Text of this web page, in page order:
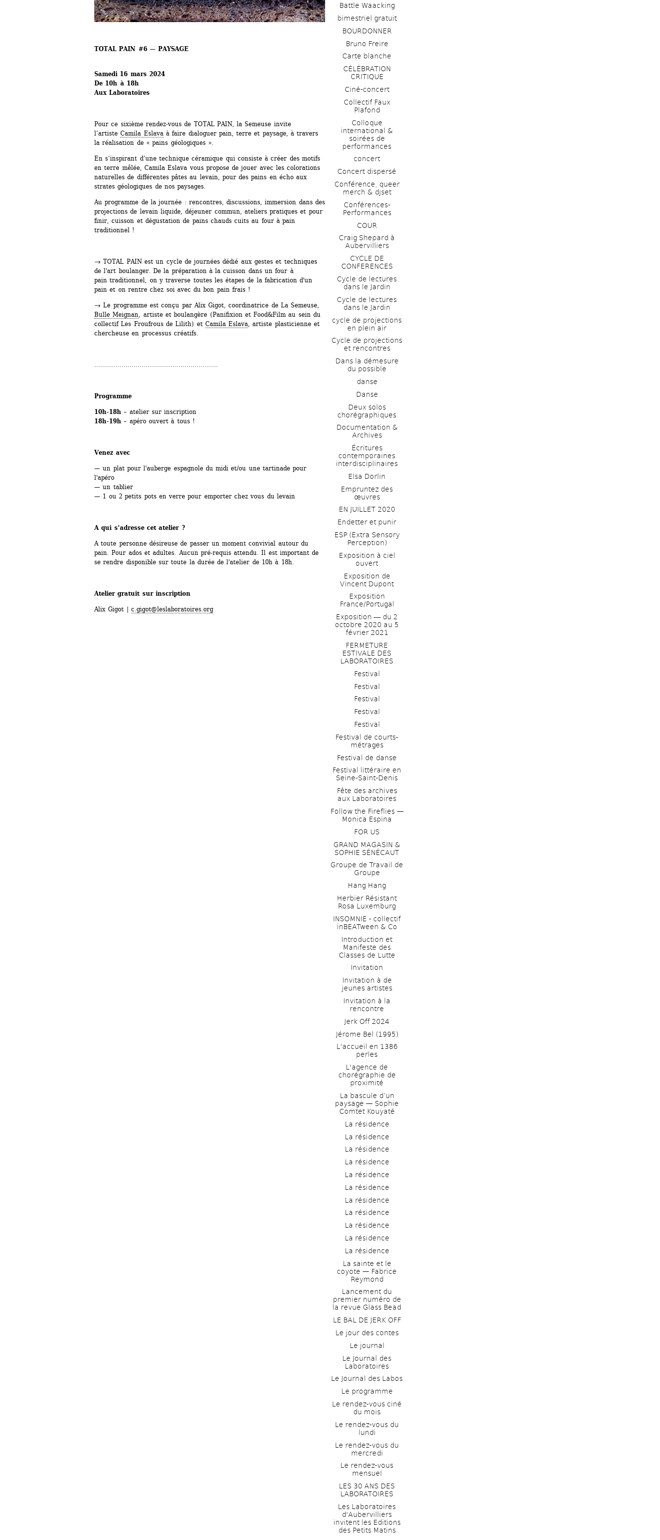
TOTAL PAIN #6 — PAYSAGE
Samedi 16 mars 2024
De 10h à 18h
Aux Laboratoires
Pour ce sixième rendez-vous de TOTAL PAIN, la Semeuse invite
l’artiste Camila Eslava à faire dialoguer pain, terre et paysage, à travers
la réalisation de « pains géologiques ».
En s’inspirant d’une technique céramique qui consiste à créer des motifs
en terre mêlée, Camila Eslava vous propose de jouer avec les colorations
naturelles de différentes pâtes au levain, pour des pains en écho aux
strates géologiques de nos paysages.
Au programme de la journée : rencontres, discussions, immersion dans des
projections de levain liquide, déjeuner commun, ateliers pratiques et pour
finir, cuisson et dégustation de pains chauds cuits au four à pain
traditionnel !
→ TOTAL PAIN est un cycle de journées dédié aux gestes et techniques
de l'art boulanger. De la préparation à la cuisson dans un four à
pain traditionnel, on y traverse toutes les étapes de la fabrication d'un
pain et on rentre chez soi avec du bon pain frais !
→ Le programme est conçu par Alix Gigot, coordinatrice de La Semeuse,
Bulle Meignan , artiste et boulangère (Panifixion et Food&Film au sein du
collectif Les Froufrous de Lilith) et Camila Eslava , artiste plasticienne et
chercheuse en processus créatifs.
Programme
10h-18h – atelier sur inscription
18h-19h – apéro ouvert à tous !
Venez avec
— un plat pour l'auberge espagnole du midi et/ou une tartinade pour
l'apéro
— un tablier
— 1 ou 2 petits pots en verre pour emporter chez vous du levain
A qui s'adresse cet atelier ?
A toute personne désireuse de passer un moment convivial autour du
pain. Pour ados et adultes. Aucun pré-requis attendu. Il est important de
se rendre disponible sur toute la durée de l'atelier de 10h à 18h.
Atelier gratuit sur inscription
Alix Gigot | c.gigot@leslaboratoires.org
Battle Waacking
bimestriel gratuit
BOURDONNER
Bruno Freire
Carte blanche
CÉLÉBRATION
CRITIQUE
Ciné-concert
Collectif Faux
Plafond
Colloque
international &
soirées de
performances
concert
Concert dispersé
Conférence, queer
merch & djset
Conférences-
Performances
COUR
Craig Shepard à
Aubervilliers
CYCLE DE
CONFERENCES
Cycle de lectures
dans le Jardin
Cycle de lectures
dans le Jardin
cycle de projections
en plein air
Cycle de projections
et rencontres
Dans la démesure
du possible
danse
Danse
Deux solos
chorégraphiques
Documentation &
Archives
Écritures
contemporaines
interdisciplinaires
Elsa Dorlin
Empruntez des
œuvres
EN JUILLET 2020
Endetter et punir
ESP (Extra Sensory
Perception)
Exposition à ciel
ouvert
Exposition de
Vincent Dupont
Exposition
France/Portugal
Exposition ― du 2
octobre 2020 au 5
février 2021
FERMETURE
ESTIVALE DES
LABORATOIRES
Festival
Festival
Festival
Festival
Festival
Festival de courts-
métrages
Festival de danse
Festival littéraire en
Seine-Saint-Denis
Fête des archives
aux Laboratoires
Follow the Fireflies —
Monica Espina
FOR US
GRAND MAGASIN &
SOPHIE SÉNÉCAUT
Groupe de Travail de
Groupe
Hang Hang
Herbier Résistant
Rosa Luxemburg
INSOMNIE - collectif
inBEATween & Co
Introduction et
Manifeste des
Classes de Lutte
Invitation
Invitation à de
jeunes artistes
Invitation à la
rencontre
Jerk Off 2024
Jérome Bel (1995)
L'accueil en 1386
perles
L'agence de
chorégraphie de
proximité
La bascule d’un
paysage — Sophie
Comtet Kouyaté
La résidence
La résidence
La résidence
La résidence
La résidence
La résidence
La résidence
La résidence
La résidence
La résidence
La résidence
La sainte et le
coyote — Fabrice
Reymond
Lancement du
premier numéro de
la revue Glass Bead
LE BAL DE JERK OFF
Le jour des contes
Le journal
Le Journal des
Laboratoires
Le Journal des Labos
Le programme
Le rendez-vous ciné
du mois
Le rendez-vous du
lundi
Le rendez-vous du
mercredi
Le rendez-vous
mensuel
LES 30 ANS DES
LABORATOIRES
Les Laboratoires
d'Aubervilliers
invitent les Editions
des Petits Matins